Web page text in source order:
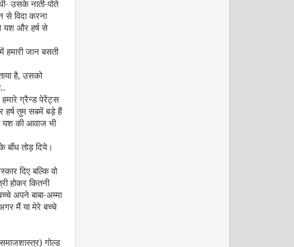
-उसके नाती-पोते
से विदा करना
यश और हर्ष से
जान बसती
है,उसको
ग्रैन्ड पेरेंट्स
हर्ष तुम सबमें बड़े हैं
यश की आवाज भी
बाँध तोड़ दिये।
दिए बल्कि वो
होकर कितनी
अपने बाबा-अम्मा
मैं या मेरे बच्चे
गोल्ड